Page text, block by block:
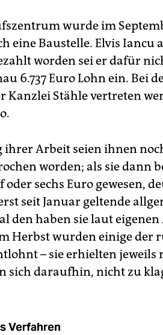
wurde im
eine Baustelle. Elvis Iancu
worden sei er dafür
6.737 Euro Lohn ein. Bei
Kanzlei Stähle vertreten
ihrer Arbeit seien ihnen
worden; als sie dann
sechs Euro gewesen,
seit Januar geltende
den haben sie laut eigenen
Herbst wurden einige der
– sie erhielten jeweils
sich daraufhin, nicht zu
Verfahren